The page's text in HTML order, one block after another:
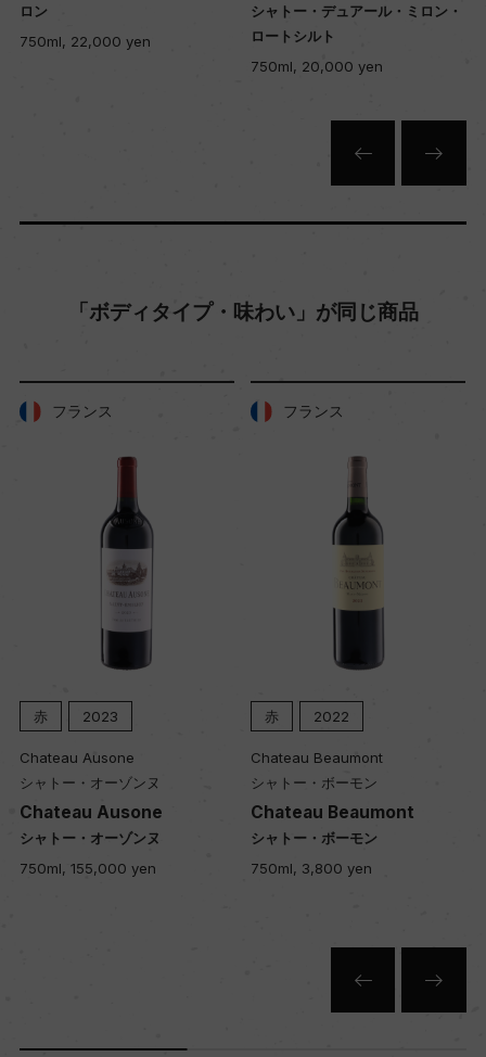
栽培面積
0
ー
品質分類・原産地呼称
A.O.C.ポイヤック
メドック 第4級格付
12
色
ロン
750ml, 22,000 yen
シャトー・デュアール・ミロン・
ロートシルト
750ml, 20,000 yen
「ボディタイプ・味わい」が同じ商品
フランス
赤 2023
Chateau Ausone
シャトー・オーゾンヌ
Chateau Ausone
シャトー・オーゾンヌ
750ml, 155,000 yen
フランス
赤 2022
Chateau Beaumont
シャトー・ボーモン
Chateau Beaumont
シャトー・ボーモン
750ml, 3,800 yen